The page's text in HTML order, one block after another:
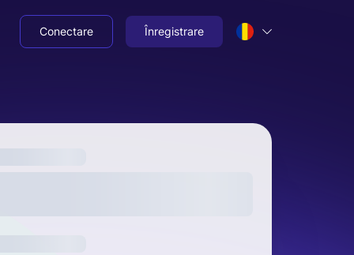
Conectare Înregistrare